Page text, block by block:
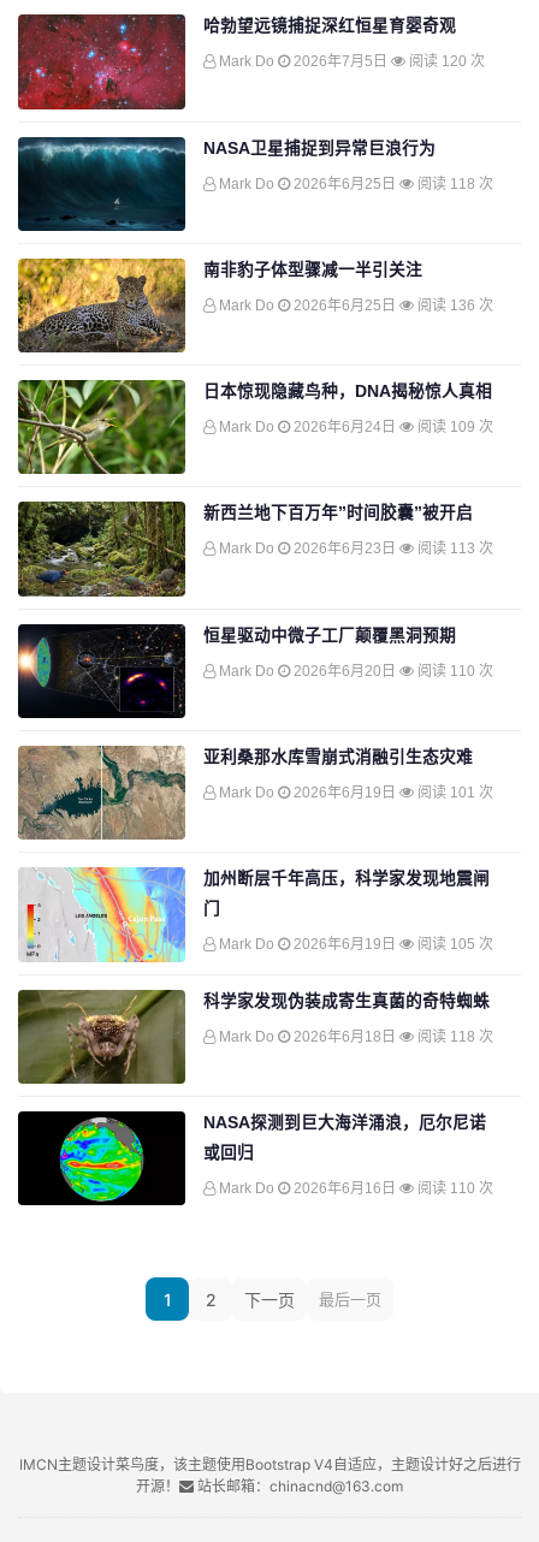
哈勃望远镜捕捉深红恒星育婴奇观
Mark Do 2026年7月5日 阅读 120 次
NASA卫星捕捉到异常巨浪行为
Mark Do 2026年6月25日 阅读 118 次
南非豹子体型骤减一半引关注
Mark Do 2026年6月25日 阅读 136 次
日本惊现隐藏鸟种，DNA揭秘惊人真相
Mark Do 2026年6月24日 阅读 109 次
新西兰地下百万年”时间胶囊”被开启
Mark Do 2026年6月23日 阅读 113 次
恒星驱动中微子工厂颠覆黑洞预期
Mark Do 2026年6月20日 阅读 110 次
亚利桑那水库雪崩式消融引生态灾难
Mark Do 2026年6月19日 阅读 101 次
加州断层千年高压，科学家发现地震闸
门
Mark Do 2026年6月19日 阅读 105 次
科学家发现伪装成寄生真菌的奇特蜘蛛
Mark Do 2026年6月18日 阅读 118 次
NASA探测到巨大海洋涌浪，厄尔尼诺
或回归
Mark Do 2026年6月16日 阅读 110 次
1 2 下一页 最后一页
IMCN主题设计菜鸟度，该主题使用Bootstrap V4自适应，主题设计好之后进行
开源！
站长邮箱：chinacnd@163.com